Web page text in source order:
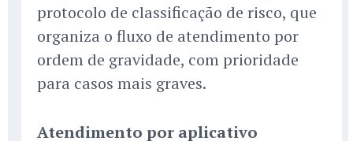
protocolo de classificação de risco, que
organiza o fluxo de atendimento por
ordem de gravidade, com prioridade
para casos mais graves.
Atendimento por aplicativo